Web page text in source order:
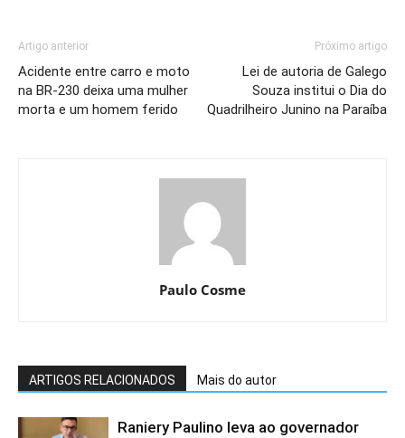
Artigo anterior
Acidente entre carro e moto
na BR-230 deixa uma mulher
morta e um homem ferido
Próximo artigo
Lei de autoria de Galego
Souza institui o Dia do
Quadrilheiro Junino na Paraíba
Paulo Cosme
ARTIGOS RELACIONADOS Mais do autor
Raniery Paulino leva ao governador